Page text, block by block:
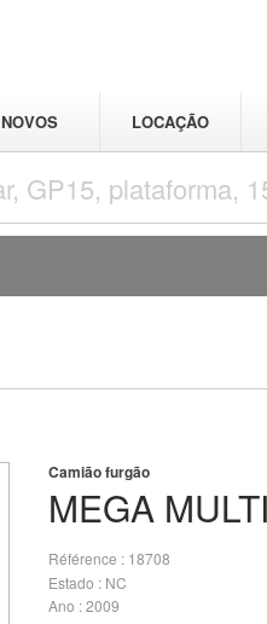
NOVOS LOCAÇÃO
MEGA
Camião furgão
Référence
18708
Estado
NC
Ano 2009